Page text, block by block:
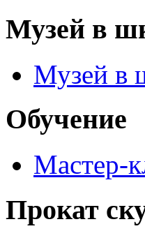
Музей в
Музей в
Обучение
Мастер-
Прокат